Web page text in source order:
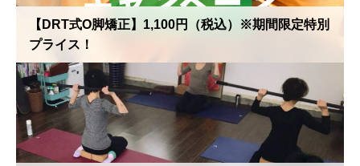
【DRT式O脚矯正】1,100円（税込）※期間限定特別
プライス！